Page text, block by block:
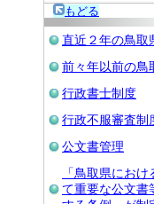
もどる
直近２年の鳥取
前々年以前の鳥
行政書士制度
行政不服審査制
公文書管理
「鳥取県にお
て重要な公文書